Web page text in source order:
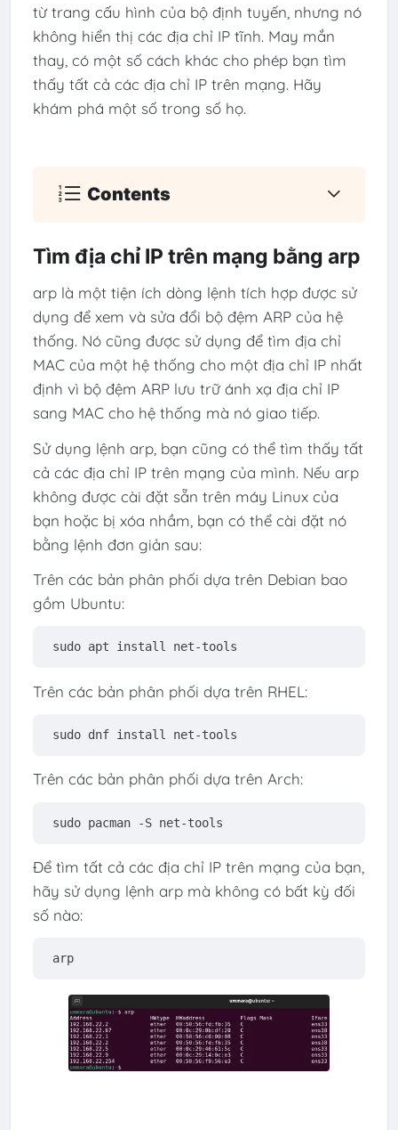
từ trang cấu hình của bộ định tuyến, nhưng nó
không hiển thị các địa chỉ IP tĩnh. May mắn
thay, có một số cách khác cho phép bạn tìm
thấy tất cả các địa chỉ IP trên mạng. Hãy
khám phá một số trong số họ.
Contents
Tìm địa chỉ IP trên mạng bằng arp
arp là một tiện ích dòng lệnh tích hợp được sử
dụng để xem và sửa đổi bộ đệm ARP của hệ
thống. Nó cũng được sử dụng để tìm địa chỉ
MAC của một hệ thống cho một địa chỉ IP nhất
định vì bộ đệm ARP lưu trữ ánh xạ địa chỉ IP
sang MAC cho hệ thống mà nó giao tiếp.
Sử dụng lệnh arp, bạn cũng có thể tìm thấy tất
cả các địa chỉ IP trên mạng của mình. Nếu arp
không được cài đặt sẵn trên máy Linux của
bạn hoặc bị xóa nhầm, bạn có thể cài đặt nó
bằng lệnh đơn giản sau:
Trên các bản phân phối dựa trên Debian bao
gồm Ubuntu:
sudo apt install net-tools
Trên các bản phân phối dựa trên RHEL:
sudo dnf install net-tools
Trên các bản phân phối dựa trên Arch:
sudo pacman -S net-tools
Để tìm tất cả các địa chỉ IP trên mạng của bạn,
hãy sử dụng lệnh arp mà không có bất kỳ đối
số nào:
arp